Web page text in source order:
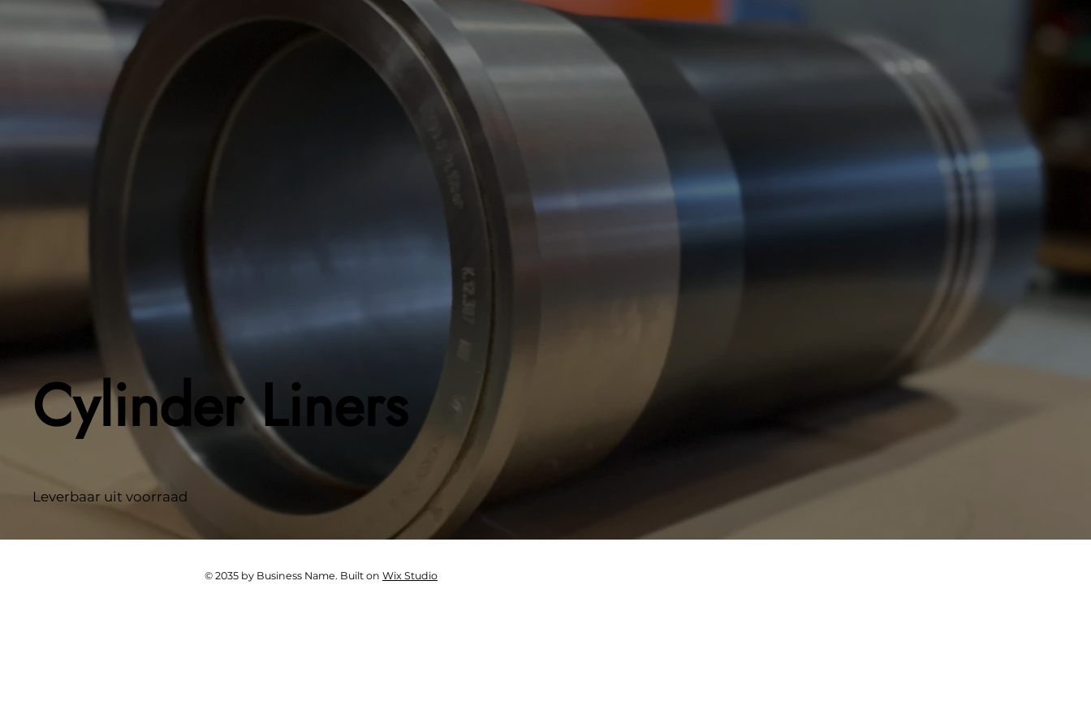
Cylinder Liners
Leverbaar uit voorraad
© 2035 by Business Name. Built on Wix Studio